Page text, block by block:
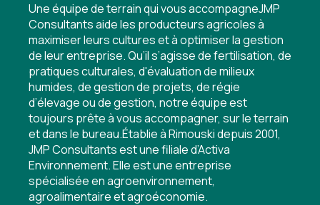
Une équipe de terrain qui vous accompagneJMP
Consultants aide les producteurs agricoles à
maximiser leurs cultures et à optimiser la gestion
de leur entreprise. Qu’il s’agisse de fertilisation, de
pratiques culturales, d'évaluation de milieux
humides, de gestion de projets, de régie
d’élevage ou de gestion, notre équipe est
toujours prête à vous accompagner, sur le terrain
et dans le bureau.Établie à Rimouski depuis 2001,
JMP Consultants est une filiale d’Activa
Environnement. Elle est une entreprise
spécialisée en agroenvironnement,
agroalimentaire et agroéconomie.